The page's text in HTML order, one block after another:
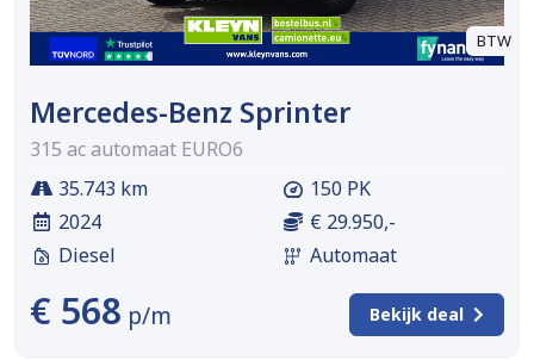
BTW
Mercedes-Benz Sprinter
315 ac automaat EURO6
35.743 km
2024
Diesel
150 PK
€ 29.950,-
Automaat
€ 568 p/m Bekijk deal